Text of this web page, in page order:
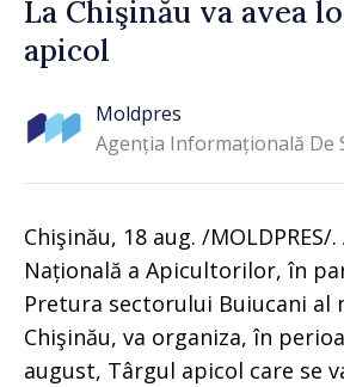
La Chişinău va avea
apicol
Moldpres
Agenția Informațională De
Chişinău, 18 aug. /MOLDPRES/
Națională a Apicultorilor, în
Pretura sectorului Buiucani al
Chişinău, va organiza, în
august, Târgul apicol care se